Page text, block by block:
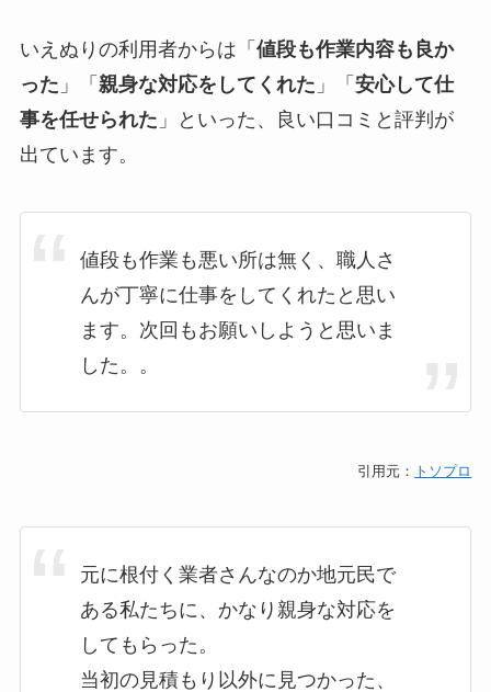
いえぬりの利用者からは「 値段も作業内容も良か
った 」「 親身な対応をしてくれた 」「 安心して仕
事を任せられた 」といった、良い口コミと評判が
出ています。
値段も作業も悪い所は無く、職人さ
んが丁寧に仕事をしてくれたと思い
ます。次回もお願いしようと思いま
した。。
引用元： トソプロ
元に根付く業者さんなのか地元民で
ある私たちに、かなり親身な対応を
してもらった。
当初の見積もり以外に見つかった、